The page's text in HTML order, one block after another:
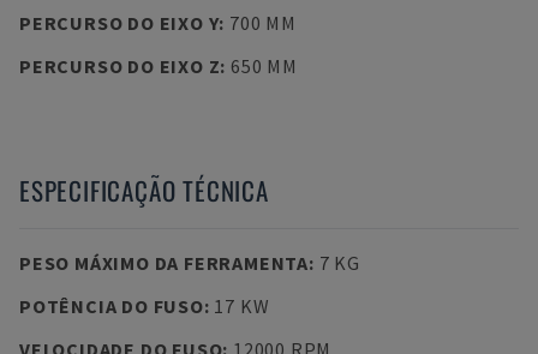
PERCURSO DO EIXO Y: 700 MM
PERCURSO DO EIXO Z: 650 MM
ESPECIFICAÇÃO TÉCNICA
PESO MÁXIMO DA FERRAMENTA: 7 KG
POTÊNCIA DO FUSO: 17 KW
VELOCIDADE DO FUSO: 12000 RPM